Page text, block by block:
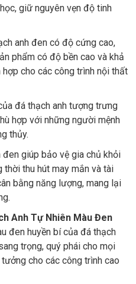
giữ nguyên vẹn độ tinh
anh đen có độ cứng cao,
phẩm có độ bền cao và khả
cho các công trình nội thất
đá thạch anh tượng trưng
hợp với những người mệnh
thủy.
đen giúp bảo vệ gia chủ khỏi
thu hút may mắn và tài
bằng năng lượng, mang lại
Anh Tự Nhiên Màu Đen
đen huyền bí của đá thạch
trọng, quý phái cho mọi
cho các công trình cao